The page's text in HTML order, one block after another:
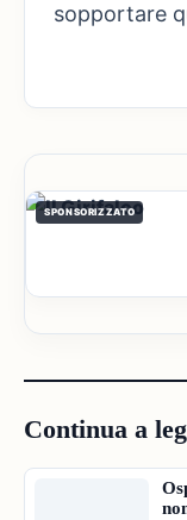
sopportare
SPONSORIZZATO
Continua a